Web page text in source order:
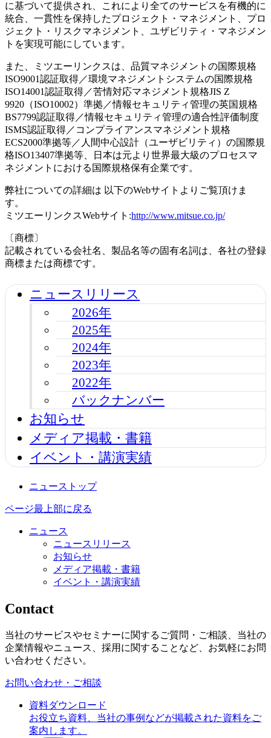
に基づいて提供され、これにより全てのサービスを有機的に
統合、一貫性を保持したプロジェクト・マネジメント、プロ
ジェクト・リスクマネジメント、ユザビリティ・マネジメン
トを実現可能にしています。
また、ミツエーリンクスは、品質マネジメントの国際規格
ISO9001認証取得／環境マネジメントシステムの国際規格
ISO14001認証取得／苦情対応マネジメント規格JIS Z
9920（ISO10002）準拠／情報セキュリティ管理の英国規格
BS7799認証取得／情報セキュリティ管理の適合性評価制度
ISMS認証取得／コンプライアンスマネジメント規格
ECS2000準拠等／人間中心設計（ユーザビリティ）の国際規
格ISO13407準拠等、日本は元より世界最大級のプロセスマ
ネジメントにおける国際規格保有企業です。
弊社についての詳細は 以下のWebサイトよりご覧頂けま
す。
ミツエーリンクスWebサイト:http://www.mitsue.co.jp/
〔商標〕
記載されている会社名、製品名等の固有名詞は、各社の登録
商標または商標です。
ニュースリリース
2026年
2025年
2024年
2023年
2022年
バックナンバー
お知らせ
メディア掲載・書籍
イベント・講演実績
ニューストップ
ページ最上部に戻る
ニュース
ニュースリリース
お知らせ
メディア掲載・書籍
イベント・講演実績
Contact
当社のサービスやセミナーに関するご質問・ご相談、当社の
企業情報やニュース、採用に関することなど、お気軽にお問
い合わせください。
お問い合わせ・ご相談
資料ダウンロード
お役立ち資料、当社の事例などが掲載された資料をご
案内します。